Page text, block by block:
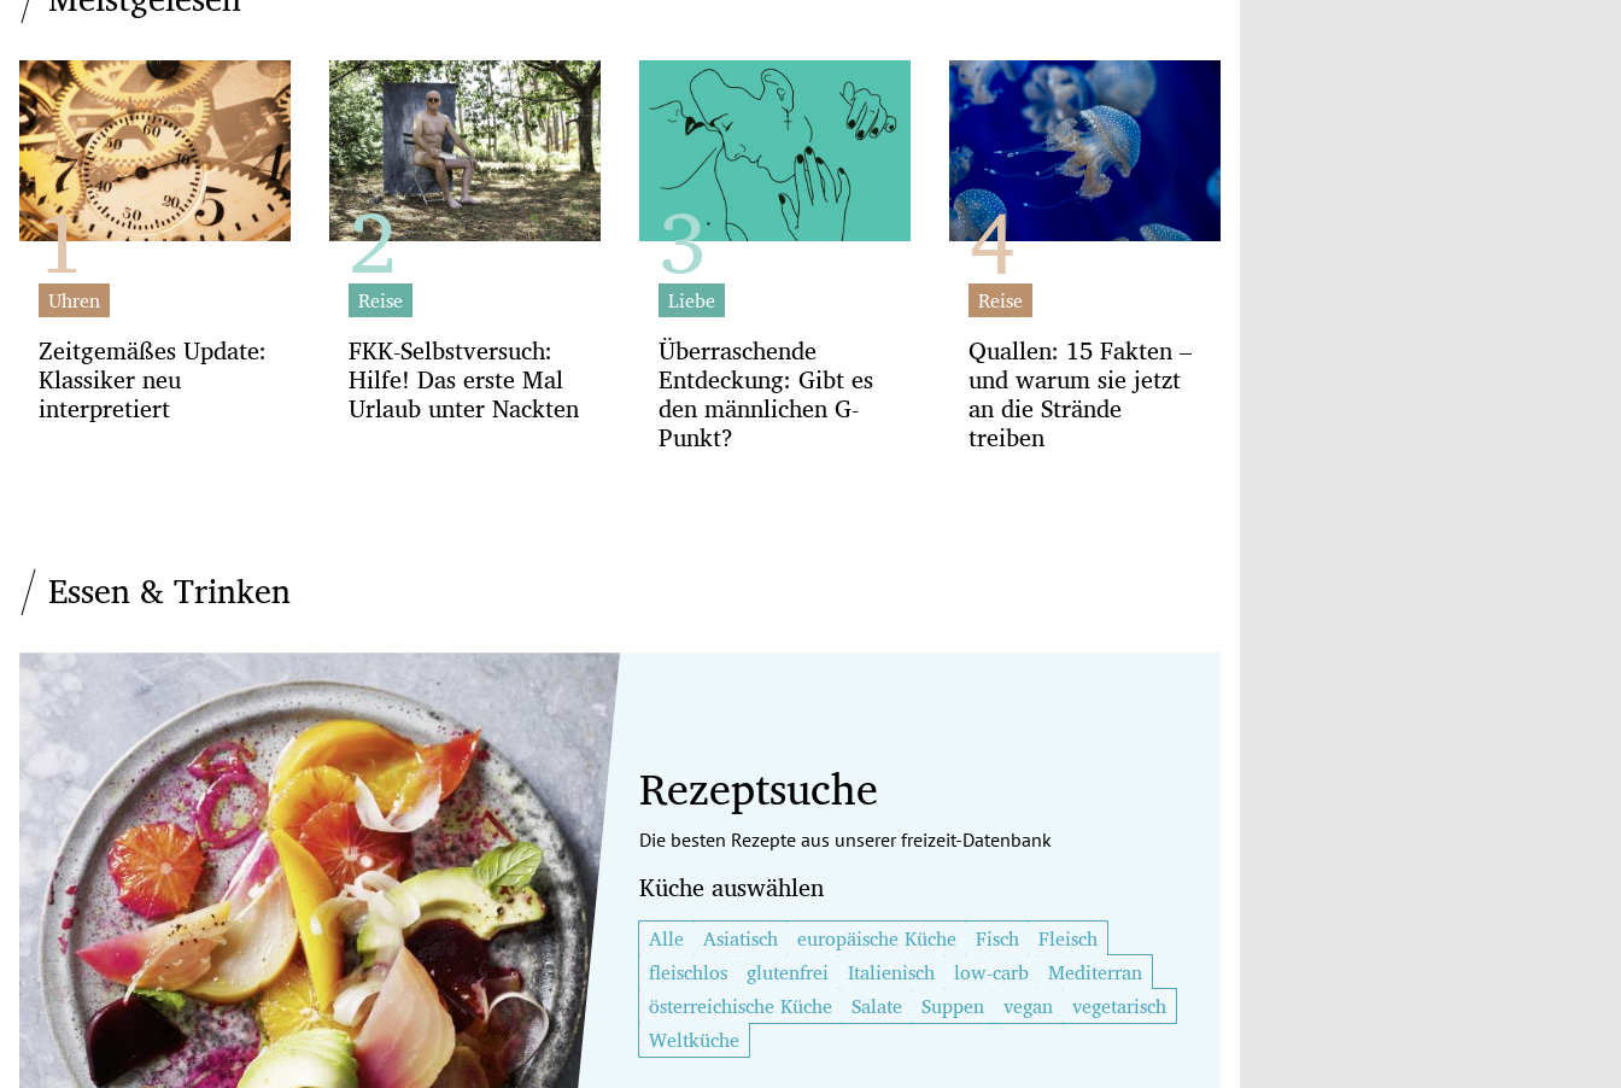
Uhren
Zeitgemäßes Update:
Klassiker neu
interpretiert
Reise
FKK-Selbstversuch:
Hilfe! Das erste Mal
Urlaub unter Nackten
Liebe
Überraschende
Entdeckung: Gibt es
den männlichen G-
Punkt?
Reise
Quallen: 15 Fakten –
und warum sie jetzt
an die Strände
treiben
Essen & Trinken
Rezeptsuche
Die besten Rezepte aus unserer freizeit-Datenbank
Küche auswählen
Alle Asiatisch europäische Küche Fisch
Fleisch
fleischlos
glutenfrei Italienisch low-carb
Mediterran
österreichische Küche
Salate Suppen vegan
vegetarisch
Weltküche